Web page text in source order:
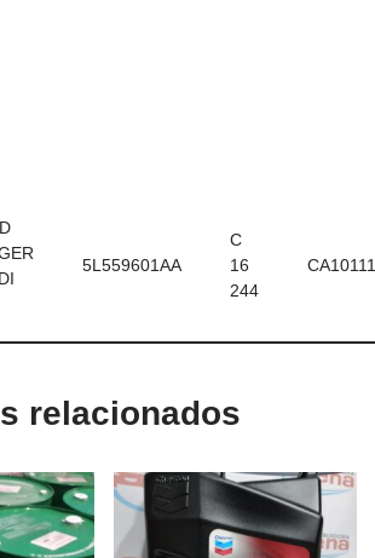
5L559601AA
C
16
244
CA10111
relacionados